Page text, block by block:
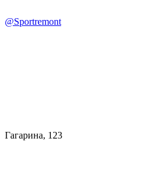
@Sportremont
Гагарина, 123